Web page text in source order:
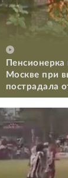
Пенсионерка
Москве при
пострадала